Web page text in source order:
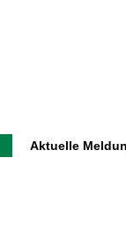
Aktuelle